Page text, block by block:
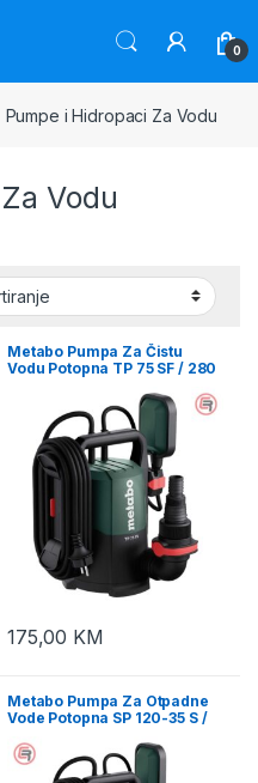
0
Pumpe i Hidropaci Za Vodu
Vodu
Metabo Pumpa Za Čistu
Vodu Potopna TP 75 SF / 280
175,00 KM
Metabo Pumpa Za Otpadne
Vode Potopna SP 120-35 S /